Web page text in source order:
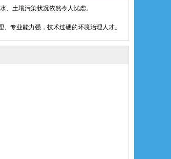
、土壤污染状况依然令人忧虑。
专业能力强，技术过硬的环境治理人才。